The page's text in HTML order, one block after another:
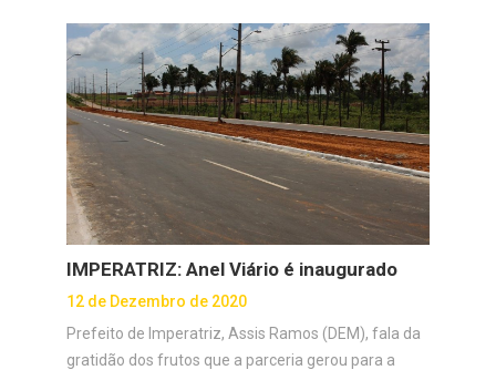
IMPERATRIZ: Anel Viário é inaugurado
12 de Dezembro de 2020
Prefeito de Imperatriz, Assis Ramos (DEM), fala da
gratidão dos frutos que a parceria gerou para a